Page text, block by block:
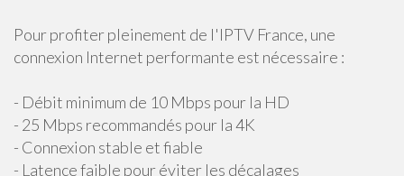
Pour profiter pleinement de l'IPTV France, une
connexion Internet performante est nécessaire :
- Débit minimum de 10 Mbps pour la HD
- 25 Mbps recommandés pour la 4K
- Connexion stable et fiable
- Latence faible pour éviter les décalages